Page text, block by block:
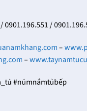
0901.196.551 /
–
–
#númnắmtủbếp